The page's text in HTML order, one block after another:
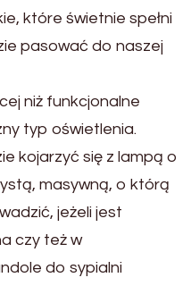
które świetnie spełni
pasować do naszej
niż funkcjonalne
typ oświetlenia.
kojarzyć się z lampą o
masywną, o którą
jeżeli jest
czy też w
do sypialni